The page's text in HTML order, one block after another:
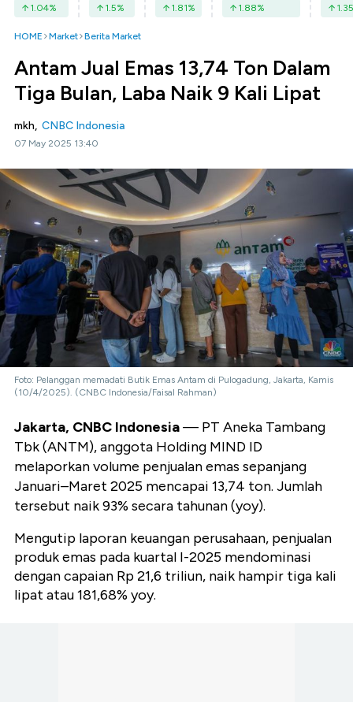
1.04% 1.5% 1.81% 1.88% 1.35
HOME Market Berita Market
Antam Jual Emas 13,74 Ton Dalam
Tiga Bulan, Laba Naik 9 Kali Lipat
mkh, CNBC Indonesia
07 May 2025 13:40
Foto: Pelanggan memadati Butik Emas Antam di Pulogadung, Jakarta, Kamis
(10/4/2025). (CNBC Indonesia/Faisal Rahman)
Jakarta, CNBC Indonesia— PT Aneka Tambang
Tbk (ANTM), anggota Holding MIND ID
melaporkan volume penjualan emas sepanjang
Januari–Maret 2025 mencapai 13,74 ton. Jumlah
tersebut naik 93% secara tahunan (yoy).
Mengutip laporan keuangan perusahaan, penjualan
produk emas pada kuartal I-2025 mendominasi
dengan capaian Rp 21,6 triliun, naik hampir tiga kali
lipat atau 181,68% yoy.